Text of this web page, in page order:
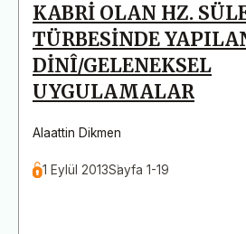
KABRİ OLAN HZ.
TÜRBESİNDE
DİNÎ/GELENEKSEL
UYGULAMALAR
Alaattin Dikmen
1 Eylül 2013Sayfa 1-19